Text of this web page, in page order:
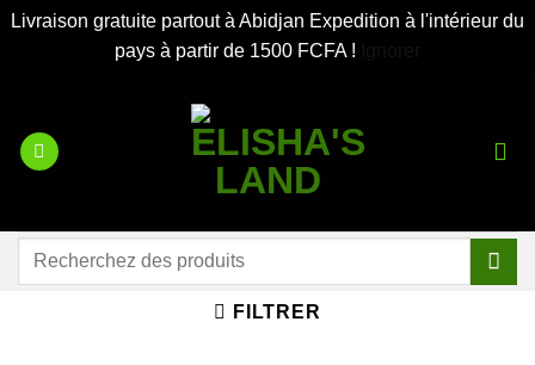
Livraison gratuite partout à Abidjan Expedition à l'intérieur du
pays à partir de 1500 FCFA !
contenu
Recherche
FILTRER